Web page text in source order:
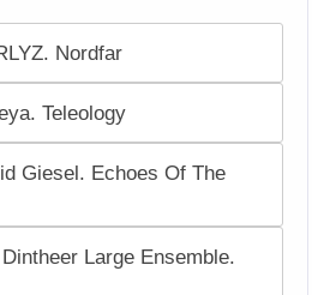
Nordfar
Teleology
Giesel. Echoes Of The
Large Ensemble.